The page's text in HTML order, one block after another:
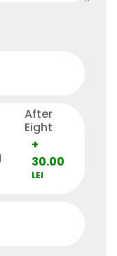
After
Eight
+
30.00
LEI